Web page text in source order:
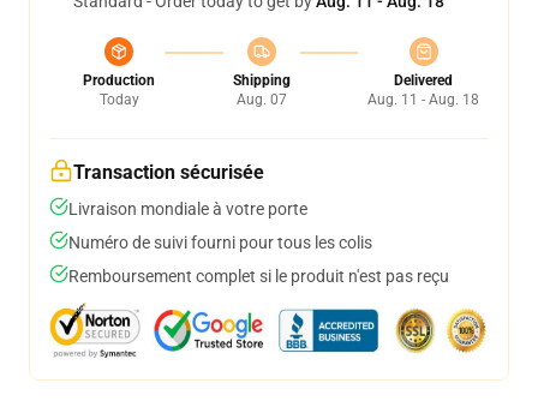
Production
Today
Shipping
Aug. 07
Delivered
Aug. 11 - Aug. 18
Transaction sécurisée
Livraison mondiale à votre porte
Numéro de suivi fourni pour tous les colis
Remboursement complet si le produit n'est pas reçu